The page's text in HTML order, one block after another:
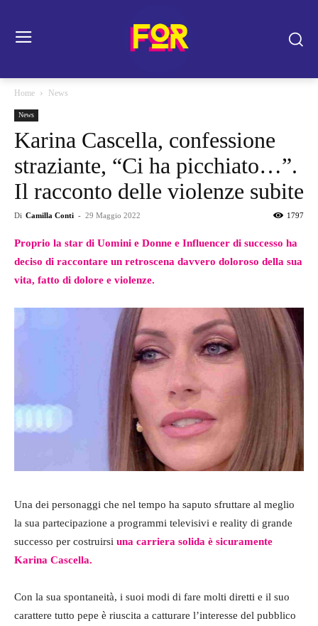
Home News
News
Karina Cascella, confessione
straziante, “Ci ha picchiato…”.
Il racconto delle violenze subite
Di Camilla Conti - 29 Maggio 2022 1797
Proprio la star di Uomini e Donne e Influencer di successo ha
deciso di raccontare un retroscena davvero doloroso della sua
vita, fatto di dolore e violenze.
Una dei personaggi che nel tempo ha saputo sfruttare al meglio
la sua partecipazione a programmi televisivi e reality di grande
successo per costruirsi una carriera solida è sicuramente
Karina Cascella.
Con la sua spontaneità, i suoi modi di fare molti diretti e il suo
carattere tutto pepe è riuscita a catturare l’interesse del pubblico